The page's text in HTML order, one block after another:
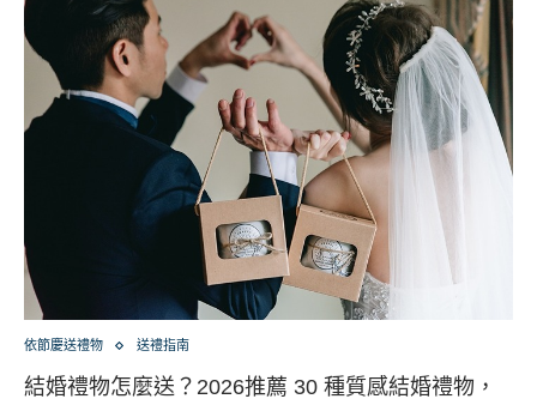
依節慶送禮物 送禮指南
結婚禮物怎麼送？2026推薦 30 種質感結婚禮物，